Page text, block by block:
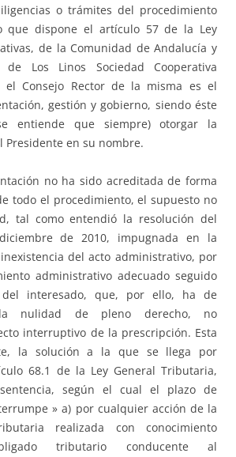
o trámites del procedimiento
que dispone el artículo 57 de la Ley
de la Comunidad de Andalucía y
Los Linos Sociedad Cooperativa
el Consejo Rector de la misma es el
gestión y gobierno, siendo éste
entiende que siempre) otorgar la
Presidente en su nombre.
no ha sido acreditada de forma
todo el procedimiento, el supuesto no
tal como entendió la resolución del
de 2010, impugnada en la
del acto administrativo, por
administrativo adecuado seguido
del interesado, que, por ello, ha de
nulidad de pleno derecho, no
interruptivo de la prescripción. Esta
la solución a la que se llega por
68.1 de la Ley General Tributaria,
según el cual el plazo de
» a) por cualquier acción de la
realizada con conocimiento
tributario conducente al